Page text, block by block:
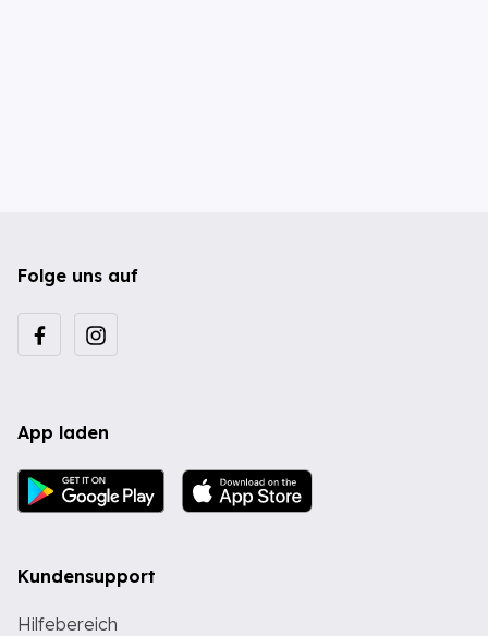
Folge uns auf
App laden
Kundensupport
Hilfebereich